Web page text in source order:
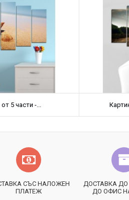
5 части -...
СЪС НАЛОЖЕН
ПЛАТЕЖ
ДОСТАВКА
ДО ОФИС